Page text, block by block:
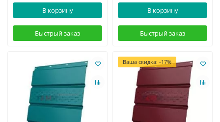
В корзину
Быстрый заказ
В корзину
Быстрый заказ
Ваша скидка: -17%